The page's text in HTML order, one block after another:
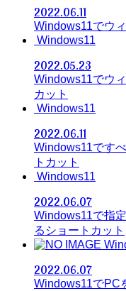
2022.06.11
Windows11でウ
Windows11
2022.05.23
Windows11でウ
カット
Windows11
2022.06.11
Windows11です
トカット
Windows11
2022.06.07
Windows11で指
るショートカット
2022.06.07
Windows11でPC